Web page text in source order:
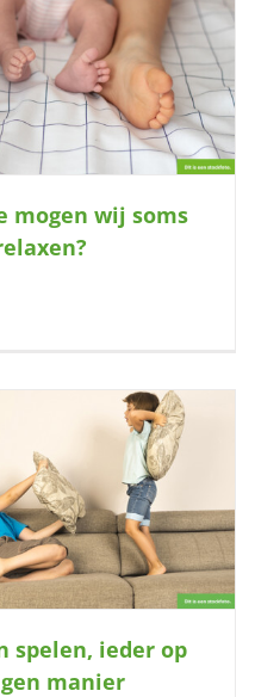
mogen wij soms
gaat samen met dit lieve meisje
gezellig koffie drinken?
spelen, ieder op
manier
jij lekker de ruimte voor mij?